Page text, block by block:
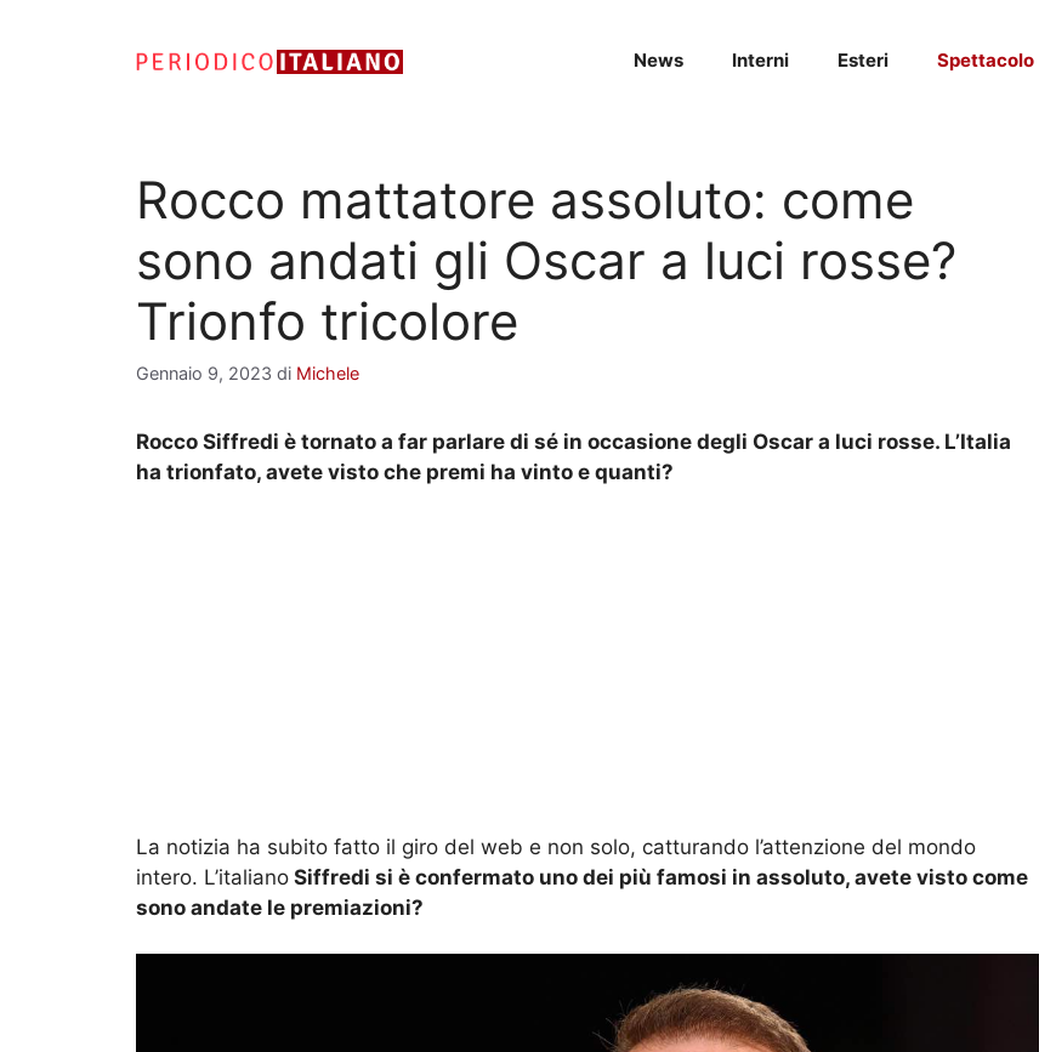
News Interni Esteri Spettacolo
Rocco mattatore assoluto: come
sono andati gli Oscar a luci rosse?
Trionfo tricolore
Gennaio 9, 2023 di Michele
Rocco Siffredi è tornato a far parlare di sé in occasione degli Oscar a luci rosse. L’Italia
ha trionfato, avete visto che premi ha vinto e quanti?
La notizia ha subito fatto il giro del web e non solo, catturando l’attenzione del mondo
intero. L’italiano Siffredi si è confermato uno dei più famosi in assoluto, avete visto come
sono andate le premiazioni?